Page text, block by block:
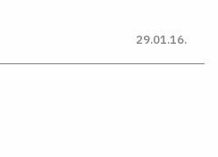
29.01.16.